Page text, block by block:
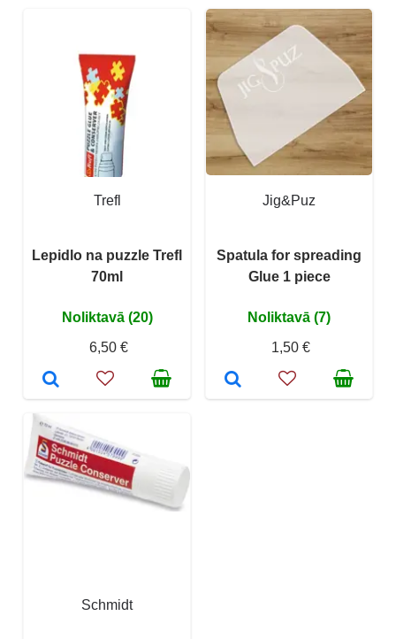
Trefl
Lepidlo na puzzle Trefl
70ml
Noliktavā (20)
6,50 €
Jig&Puz
Spatula for spreading
Glue 1 piece
Noliktavā (7)
1,50 €
Schmidt